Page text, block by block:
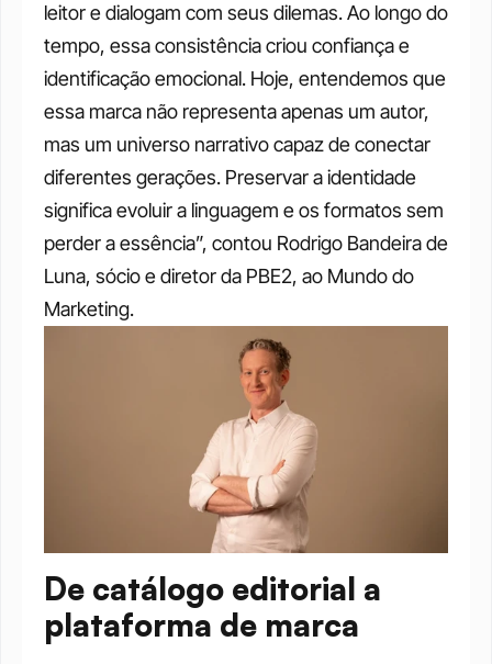
leitor e dialogam com seus dilemas. Ao longo do
tempo, essa consistência criou confiança e
identificação emocional. Hoje, entendemos que
essa marca não representa apenas um autor,
mas um universo narrativo capaz de conectar
diferentes gerações. Preservar a identidade
significa evoluir a linguagem e os formatos sem
perder a essência”, contou Rodrigo Bandeira de
Luna, sócio e diretor da PBE2, ao Mundo do
Marketing.
De catálogo editorial a
plataforma de marca